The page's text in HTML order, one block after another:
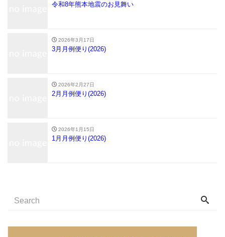
令和8年熊本地震のお見舞い
2026年3月17日
3月月例便り(2026)
2026年2月27日
2月月例便り(2026)
2026年1月15日
1月月例便り(2026)